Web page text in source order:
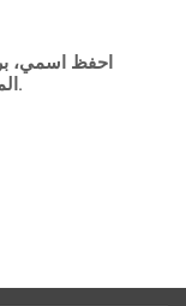
احفظ اسمي،
المتصفح لاستخدامها المرة المقبلة في تعليقي.